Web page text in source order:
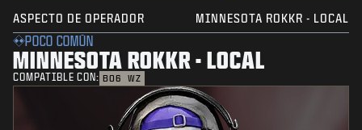
ASPECTO DE OPERADOR MINNESOTA ROKKR - LOCAL
POCO COMÚN
MINNESOTA ROKKR - LOCAL
COMPATIBLE CON: BO6 WZ